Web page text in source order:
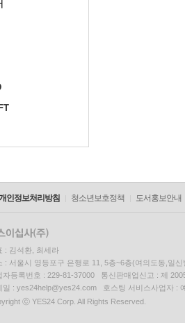
인정보처리방침 청소년보호정책 도서홍보안내
: 김석환, 최세라
: 서울시 영등포구 은행로 11, 5층~6층(여의도동,일신
자등록번호 : 229-81-37000 통신판매업신고 : 제
일 : yes24help@yes24.com 호스팅 서비스사업자 :
ⓒ YES24 Corp. All Rights Reserved.